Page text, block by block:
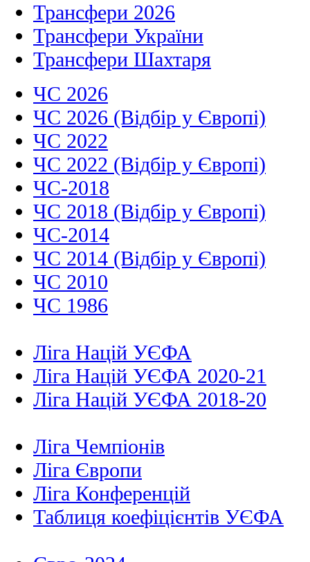
Трансфери 2026
Трансфери України
Трансфери Шахтаря
ЧС 2026
ЧС 2026 (Відбір у Європі)
ЧС 2022
ЧС 2022 (Відбір у Європі)
ЧС-2018
ЧС 2018 (Відбір у Європі)
ЧС-2014
ЧС 2014 (Відбір у Європі)
ЧС 2010
ЧС 1986
Ліга Націй УЄФА
Ліга Націй УЄФА 2020-21
Ліга Націй УЄФА 2018-20
Ліга Чемпіонів
Ліга Європи
Ліга Конференцій
Таблиця коефіцієнтів УЄФА